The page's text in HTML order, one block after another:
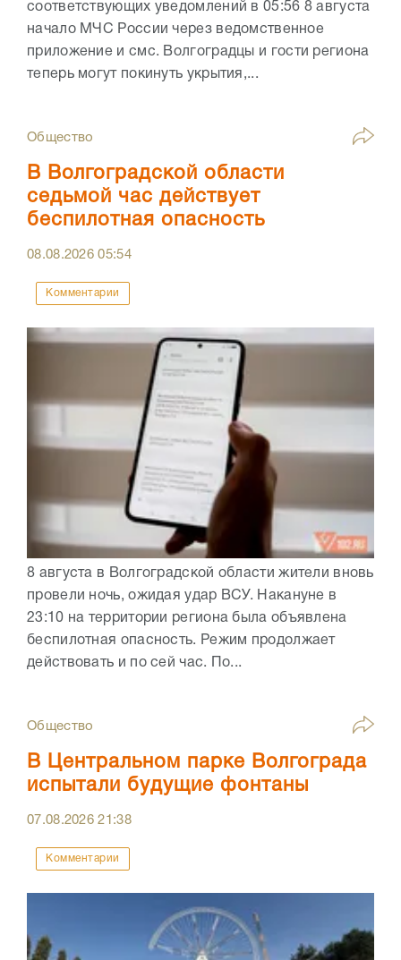
соответствующих уведомлений в 05:56 8 августа
начало МЧС России через ведомственное
приложение и смс. Волгоградцы и гости региона
теперь могут покинуть укрытия,...
Общество
В Волгоградской области
седьмой час действует
беспилотная опасность
08.08.202605:54
Комментарии
8 августа в Волгоградской области жители вновь
провели ночь, ожидая удар ВСУ. Накануне в
23:10 на территории региона была объявлена
беспилотная опасность. Режим продолжает
действовать и по сей час. По...
Общество
В Центральном парке Волгограда
испытали будущие фонтаны
07.08.202621:38
Комментарии